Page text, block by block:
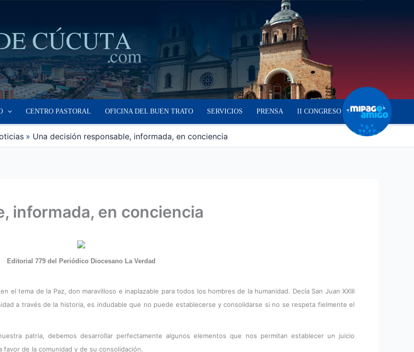
CENTRO PASTORAL OFICINA DEL BUEN TRATO SERVICIOS PRENSA II CONGRESO
Una decisión responsable, informada, en conciencia
informada, en conciencia
Editorial 779 del Periódico Diocesano La Verdad
el tema de la Paz, don maravilloso e inaplazable para todos los hombres de la humanidad. Decía San Juan XXIII
a través de la historia, es indudable que no puede establecerse y consolidarse si no se respeta fielmente el
patria, debemos desarrollar perfectamente algunos elementos que nos permitan establecer un juicio
de la comunidad y de su consolidación.